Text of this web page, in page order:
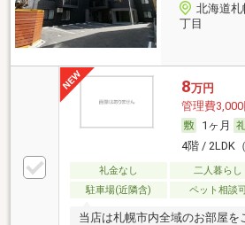
北海道札
丁目
8万円
管理費3,000
1ヶ月
4階 / 2LDK
礼金なし 二人暮らし
駐車場(近隣含)
ペット相談
当店は札幌市内全域のお部屋を